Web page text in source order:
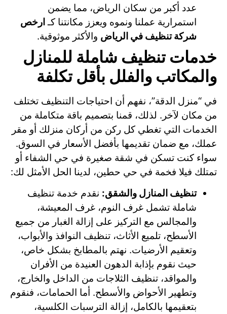
عدد أكبر من سكان الرياض، مما يضمن
استمرارية عملنا ونموه ويعزز مكانتنا كـارخص
شركة تنظيف في الرياض والأكثر موثوقية.
خدمات تنظيف شاملة للمنازل
والمكاتب والفلل بأقل تكلفة
في “منزل الدقة”، نفهم أن احتياجات التنظيف تختلف
من مكان لآخر. لذلك، قمنا بتصميم باقة متكاملة من
الخدمات التي تغطي كل ركن من أركان منزلك أو مقر
عملك، مع ضمان تقديمها بأفضل الأسعار في السوق.
سواء كنت تسكن في شقة صغيرة في حي الشفاء أو
تمتلك فيلا فخمة في حي حطين، لدينا الحل الأمثل لك:
تنظيف المنازل والشقق: نقدم خدمة تنظيف
شاملة تشمل غرف النوم، غرف المعيشة،
والمجالس مع التركيز على إزالة الغبار من جميع
الأسطح، تلميع الأثاث، تنظيف النوافذ والأبواب،
وتعقيم الأرضيات. نهتم بالمطابخ بشكل خاص،
حيث نقوم بإذابة الدهون العنيدة من الأفران
والمواقد، تنظيف الثلاجات من الداخل والخارج،
وتطهير الأحواض والأسطح. أما الحمامات، فنقوم
بتعقيمها بالكامل، إزالة الترسبات الكلسية،